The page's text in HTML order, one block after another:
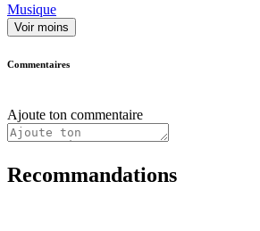
Musique
Voir moins
Commentaires
Ajoute ton commentaire
Recommandations